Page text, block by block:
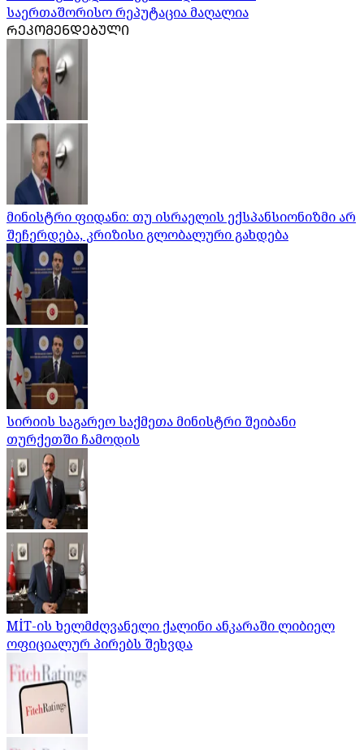
საერთაშორისო რეპუტაცია მაღალია
ᲠᲔᲙᲝᲛᲔᲜᲓᲔᲑᲣᲚᲘ
მინისტრი ფიდანი: თუ ისრაელის ექსპანსიონიზმი არ
შეჩერდება, კრიზისი გლობალური გახდება
სირიის საგარეო საქმეთა მინისტრი შეიბანი
თურქეთში ჩამოდის
MİT-ის ხელმძღვანელი ქალინი ანკარაში ლიბიელ
ოფიციალურ პირებს შეხვდა